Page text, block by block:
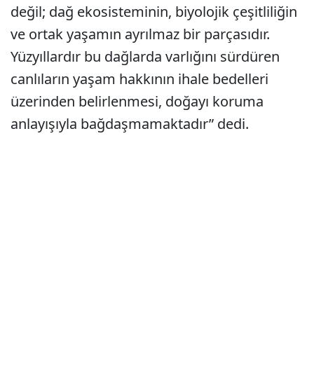
değil; dağ ekosisteminin, biyolojik çeşitliliğin
ve ortak yaşamın ayrılmaz bir parçasıdır.
Yüzyıllardır bu dağlarda varlığını sürdüren
canlıların yaşam hakkının ihale bedelleri
üzerinden belirlenmesi, doğayı koruma
anlayışıyla bağdaşmamaktadır” dedi.